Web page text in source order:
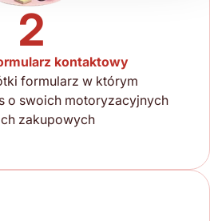
2
kontaktowy
formularz w którym
o swoich motoryzacyjnych
zakupowych